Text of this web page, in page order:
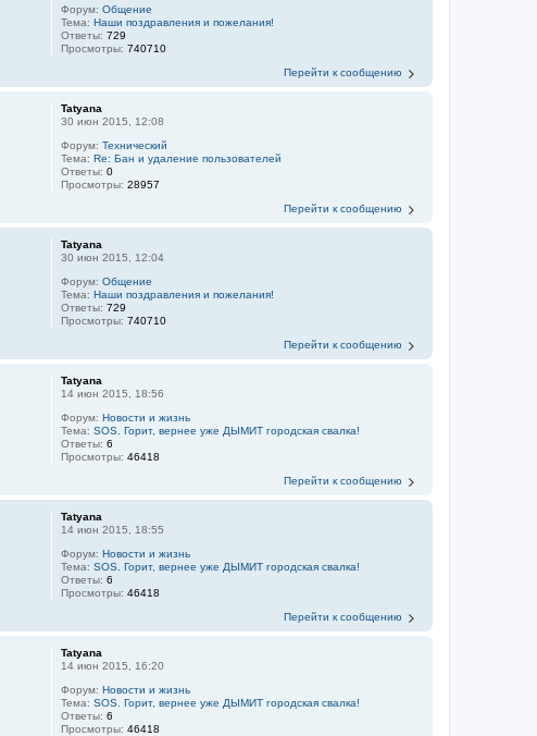
Форум:Общение
Тема:Наши поздравления и пожелания!
Ответы:729
Просмотры:740710
Перейти к сообщению
Tatyana
30 июн 2015, 12:08
Форум:Технический
Тема:Re: Бан и удаление пользователей
Ответы:0
Просмотры:28957
Перейти к сообщению
Tatyana
30 июн 2015, 12:04
Форум:Общение
Тема:Наши поздравления и пожелания!
Ответы:729
Просмотры:740710
Перейти к сообщению
Tatyana
14 июн 2015, 18:56
Форум:Новости и жизнь
Тема:SOS. Горит, вернее уже ДЫМИТ городская свалка!
Ответы:6
Просмотры:46418
Перейти к сообщению
Tatyana
14 июн 2015, 18:55
Форум:Новости и жизнь
Тема:SOS. Горит, вернее уже ДЫМИТ городская свалка!
Ответы:6
Просмотры:46418
Перейти к сообщению
Tatyana
14 июн 2015, 16:20
Форум:Новости и жизнь
Тема:SOS. Горит, вернее уже ДЫМИТ городская свалка!
Ответы:6
Просмотры:46418